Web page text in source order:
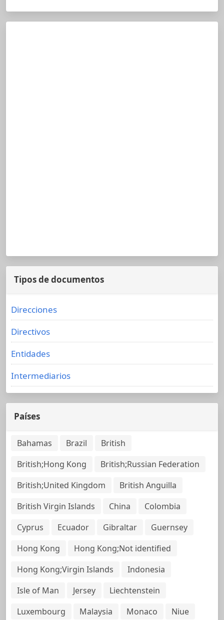
Tipos de documentos
Direcciones
Directivos
Entidades
Intermediarios
Países
Bahamas Brazil
British
British;Hong Kong
British;Russian Federation
British;United Kingdom
British Anguilla
British Virgin Islands
China
Colombia
Cyprus
Ecuador Gibraltar
Guernsey
Hong Kong
Hong Kong;Not identified
Hong Kong;Virgin Islands
Indonesia
Isle of Man
Jersey
Liechtenstein
Luxembourg
Malaysia Monaco
Niue